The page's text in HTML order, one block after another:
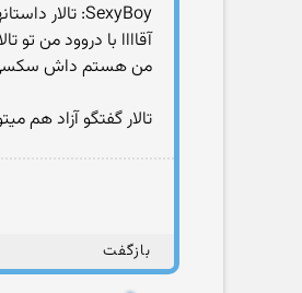
SexyBoy: تالار داستانهای سکسی
آقاااا با دروود من
من هستم داش
تالار گفتگو آزاد هم
بازگفت